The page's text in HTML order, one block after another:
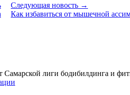
Следующая новость →
Как избавиться от мышечной
Самарской лиги бодибилдинга и